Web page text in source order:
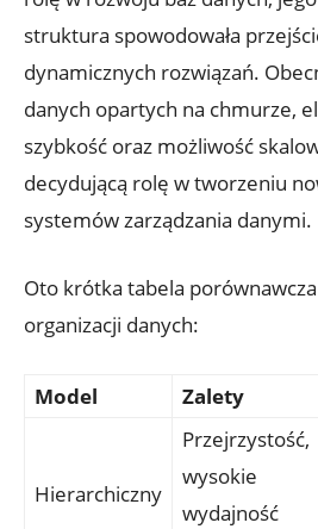
struktura spowodowała
‍dynamicznych rozwiązań.
danych⁤ opartych ⁣na chmurze,
szybkość⁤ oraz możliwość
decydującą rolę w tworzeniu
systemów‍ zarządzania‍ danymi.
Oto krótka‍ tabela
organizacji danych:
Model Zalety
Hierarchiczny
Przejrzystość,
wysokie
wydajność